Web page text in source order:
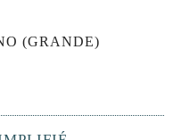
(GRANDE)